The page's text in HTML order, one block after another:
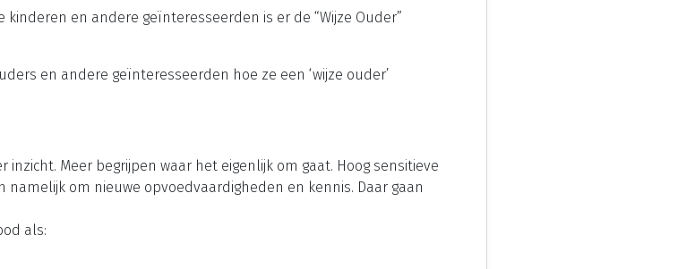
en andere geïnteresseerden is er de “Wijze Ouder”
en andere geïnteresseerden hoe ze een ‘wijze ouder’
Meer begrijpen waar het eigenlijk om gaat. Hoog sensitieve
om nieuwe opvoedvaardigheden en kennis. Daar gaan
als: